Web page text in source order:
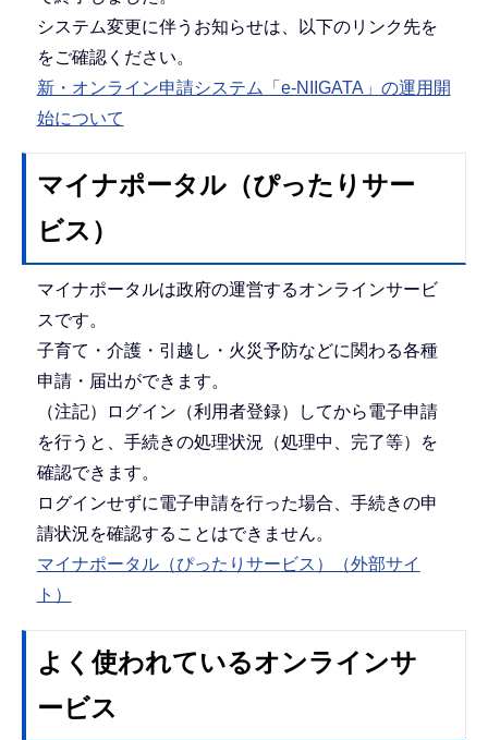
システム変更に伴うお知らせは、以下のリンク先を
をご確認ください。
新・オンライン申請システム「e-NIIGATA」の運用開
始について
マイナポータル（ぴったりサー
ビス）
マイナポータルは政府の運営するオンラインサービ
スです。
子育て・介護・引越し・火災予防などに関わる各種
申請・届出ができます。
（注記）ログイン（利用者登録）してから電子申請
を行うと、手続きの処理状況（処理中、完了等）を
確認できます。
ログインせずに電子申請を行った場合、手続きの申
請状況を確認することはできません。
マイナポータル（ぴったりサービス）（外部サイ
ト）
よく使われているオンラインサ
ービス